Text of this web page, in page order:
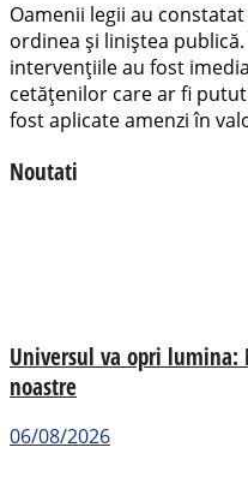
Oamenii legii au
ordinea și liniștea
intervențiile au fost
cetățenilor care ar fi
fost aplicate amenzi în
Noutati
Universul va opri lumina:
noastre
06/08/2026